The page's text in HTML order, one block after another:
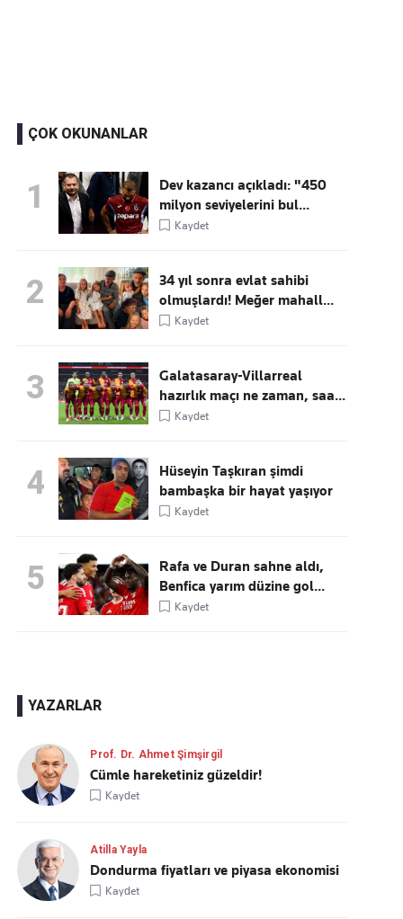
ÇOK OKUNANLAR
1
Dev kazancı açıkladı: "450
milyon seviyelerini bul...
Kaydet
2
34 yıl sonra evlat sahibi
olmuşlardı! Meğer mahall...
Kaydet
3
Galatasaray-Villarreal
hazırlık maçı ne zaman, saa...
Kaydet
4
Hüseyin Taşkıran şimdi
bambaşka bir hayat yaşıyor
Kaydet
5
Rafa ve Duran sahne aldı,
Benfica yarım düzine gol...
Kaydet
YAZARLAR
Prof. Dr. Ahmet Şimşirgil
Cümle hareketiniz güzeldir!
Kaydet
Atilla Yayla
Dondurma fiyatları ve piyasa ekonomisi
Kaydet